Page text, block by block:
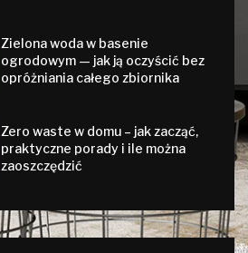
Zielona woda w basenie
ogrodowym — jak ją oczyścić bez
opróżniania całego zbiornika
Zero waste w domu – jak zacząć,
praktyczne porady i ile można
zaoszczędzić